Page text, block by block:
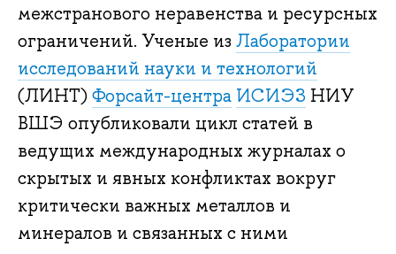
межстранового неравенства и ресурсных
ограничений. Ученые изЛаборатории
исследований науки и технологий
(ЛИНТ)Форсайт-центра ИСИЭЗ НИУ
ВШЭ опубликовали цикл статей в
ведущих международных журналах о
скрытых и явных конфликтах вокруг
критически важных металлов и
минералов и связанных с ними